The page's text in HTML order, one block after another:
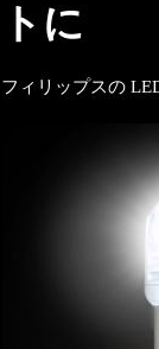
トに
フィリップスの